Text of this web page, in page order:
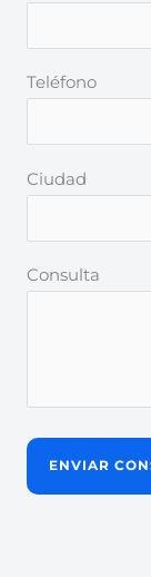
Teléfono
Ciudad
Consulta